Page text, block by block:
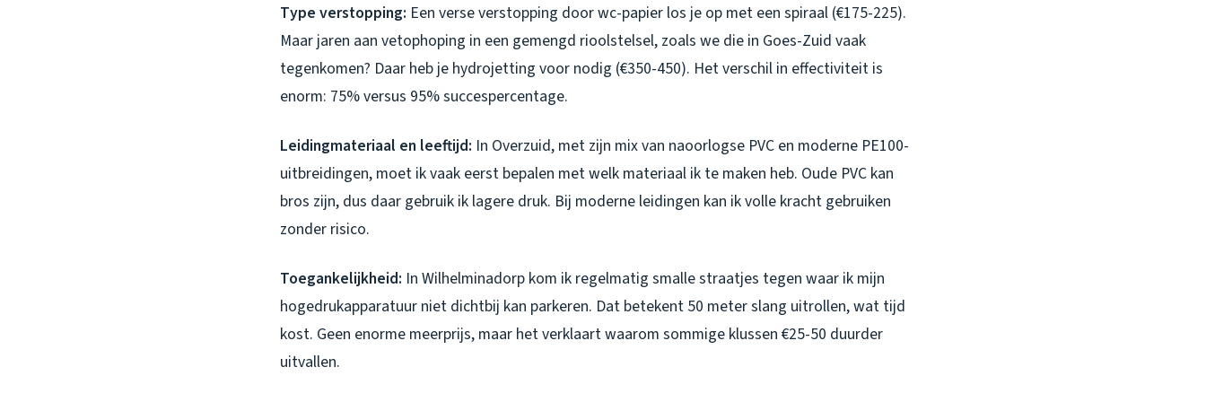
Type verstopping: Een verse verstopping door wc-papier los je op met een spiraal (€175-225).
Maar jaren aan vetophoping in een gemengd rioolstelsel, zoals we die in Goes-Zuid vaak
tegenkomen? Daar heb je hydrojetting voor nodig (€350-450). Het verschil in effectiviteit is
enorm: 75% versus 95% succespercentage.
Leidingmateriaal en leeftijd: In Overzuid, met zijn mix van naoorlogse PVC en moderne PE100-
uitbreidingen, moet ik vaak eerst bepalen met welk materiaal ik te maken heb. Oude PVC kan
bros zijn, dus daar gebruik ik lagere druk. Bij moderne leidingen kan ik volle kracht gebruiken
zonder risico.
Toegankelijkheid: In Wilhelminadorp kom ik regelmatig smalle straatjes tegen waar ik mijn
hogedrukapparatuur niet dichtbij kan parkeren. Dat betekent 50 meter slang uitrollen, wat tijd
kost. Geen enorme meerprijs, maar het verklaart waarom sommige klussen €25-50 duurder
uitvallen.